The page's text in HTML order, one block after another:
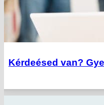
Kérdeésed van?